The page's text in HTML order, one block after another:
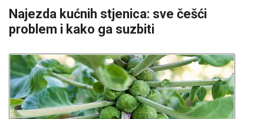
Najezda kućnih stjenica: sve češći
problem i kako ga suzbiti